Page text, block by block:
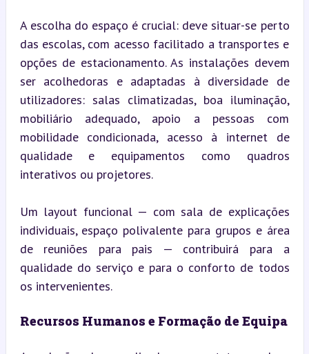
A escolha do espaço é crucial: deve situar-se perto
das escolas, com acesso facilitado a transportes e
opções de estacionamento. As instalações devem
ser acolhedoras e adaptadas à diversidade de
utilizadores: salas climatizadas, boa iluminação,
mobiliário adequado, apoio a pessoas com
mobilidade condicionada, acesso à internet de
qualidade e equipamentos como quadros
interativos ou projetores.
Um layout funcional — com sala de explicações
individuais, espaço polivalente para grupos e área
de reuniões para pais — contribuirá para a
qualidade do serviço e para o conforto de todos
os intervenientes.
Recursos Humanos e Formação de Equipa